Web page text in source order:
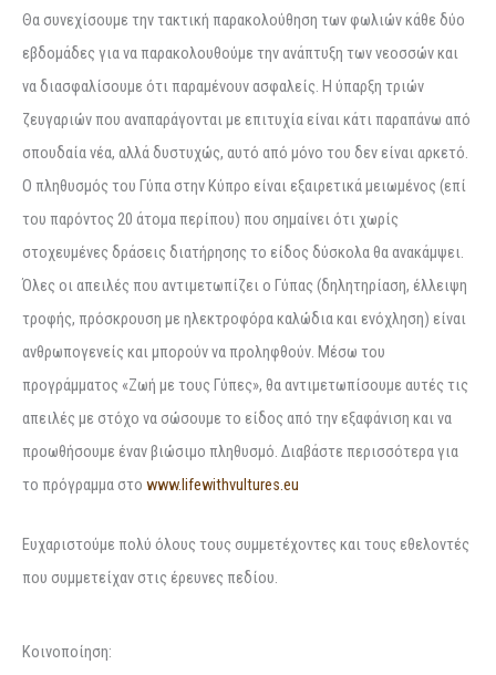
Θα συνεχίσουμε την τακτική παρακολούθηση των φωλιών κάθε δύο
εβδομάδες για να παρακολουθούμε την ανάπτυξη των νεοσσών και
να διασφαλίσουμε ότι παραμένουν ασφαλείς. Η ύπαρξη τριών
ζευγαριών που αναπαράγονται με επιτυχία είναι κάτι παραπάνω από
σπουδαία νέα, αλλά δυστυχώς, αυτό από μόνο του δεν είναι αρκετό.
Ο πληθυσμός του Γύπα στην Κύπρο είναι εξαιρετικά μειωμένος (επί
του παρόντος 20 άτομα περίπου) που σημαίνει ότι χωρίς
στοχευμένες δράσεις διατήρησης το είδος δύσκολα θα ανακάμψει.
Όλες οι απειλές που αντιμετωπίζει ο Γύπας (δηλητηρίαση, έλλειψη
τροφής, πρόσκρουση με ηλεκτροφόρα καλώδια και ενόχληση) είναι
ανθρωπογενείς και μπορούν να προληφθούν. Μέσω του
προγράμματος «Ζωή με τους Γύπες», θα αντιμετωπίσουμε αυτές τις
απειλές με στόχο να σώσουμε το είδος από την εξαφάνιση και να
προωθήσουμε έναν βιώσιμο πληθυσμό. Διαβάστε περισσότερα για
το πρόγραμμα στο www.lifewithvultures.eu
Ευχαριστούμε πολύ όλους τους συμμετέχοντες και τους εθελοντές
που συμμετείχαν στις έρευνες πεδίου.
Κοινοποίηση: